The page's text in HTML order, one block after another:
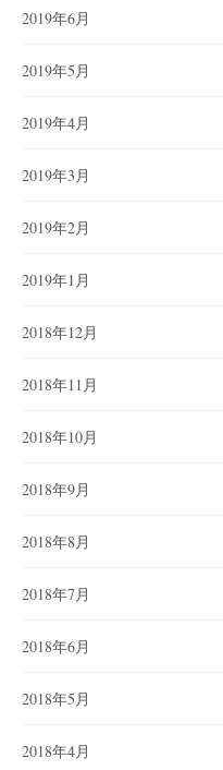
2019年6月
2019年5月
2019年4月
2019年3月
2019年2月
2019年1月
2018年12月
2018年11月
2018年10月
2018年9月
2018年8月
2018年7月
2018年6月
2018年5月
2018年4月